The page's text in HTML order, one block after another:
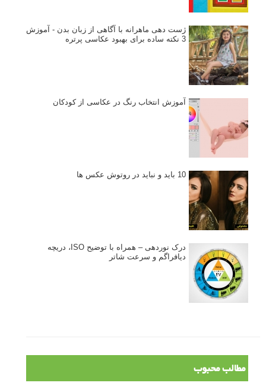
ژست دهی ماهرانه با آگاهی از زبان بدن - آموزش
3 نکته ساده برای بهبود عکاسی پرتره
آموزش انتخاب رنگ در عکاسی از کودکان
10 باید و نباید در روتوش عکس ها
درک نوردهی – همراه با توضیح ISO، دریچه
دیافراگم و سرعت شاتر
مطالب محبوب